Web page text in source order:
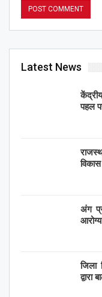
Latest News
पहल
अंग
जिला
द्वारा